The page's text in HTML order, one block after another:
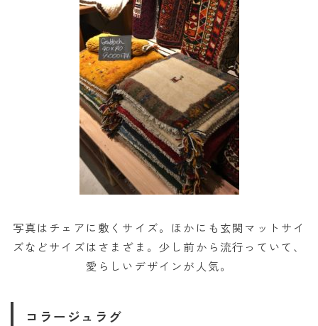
写真はチェアに敷くサイズ。ほかにも玄関マットサイ
ズなどサイズはさまざま。少し前から流行っていて、
愛らしいデザインが人気。
コラージュラグ